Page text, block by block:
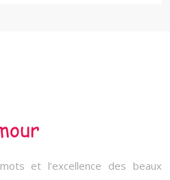
et l’excellence des beaux